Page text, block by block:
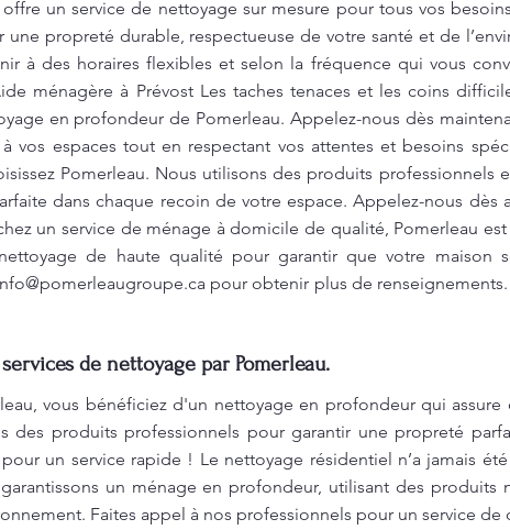
un service de nettoyage sur mesure pour tous vos
propreté durable, respectueuse de votre santé et de
à des horaires flexibles et selon la fréquence qui vous
ménagère à Prévost Les taches tenaces et les coins
en profondeur de Pomerleau. Appelez-nous dès
vos espaces tout en respectant vos attentes et besoins
Pomerleau. Nous utilisons des produits professionnels
dans chaque recoin de votre espace. Appelez-nous dès
un service de ménage à domicile de qualité, Pomerleau
de haute qualité pour garantir que votre maison
pour obtenir plus de
de nettoyage par Pomerleau.
vous bénéficiez d'un nettoyage en profondeur qui assure
des produits professionnels pour garantir une propreté
un service rapide ! Le nettoyage résidentiel n’a jamais
un ménage en profondeur, utilisant des produits
Faites appel à nos professionnels pour un service de